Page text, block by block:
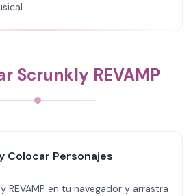
Scrunkly REVAMP
Colocar Personajes
REVAMP en tu navegador y arrastra